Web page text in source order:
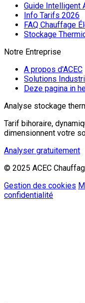
Guide Intelligent
Info Tarifs 2026
FAQ Chauffage
Stockage
Notre Entreprise
A propos d'ACEC
Solutions
Deze pagina in
Analyse stockage
Tarif bihoraire,
dimensionnent votre
Analyser gratuitement
© 2025 ACEC
Gestion des cookies
confidentialité